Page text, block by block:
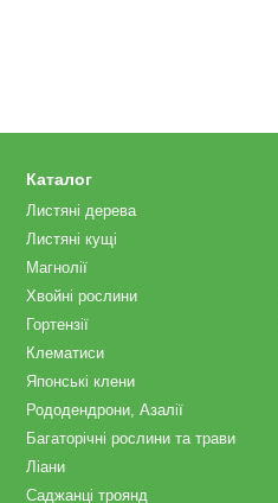
Каталог
Листяні дерева
Листяні кущі
Магнолії
Хвойні рослини
Гортензії
Клематиси
Японські клени
Рододендрони, Азалії
Багаторічні рослини та трави
Ліани
Саджанці троянд